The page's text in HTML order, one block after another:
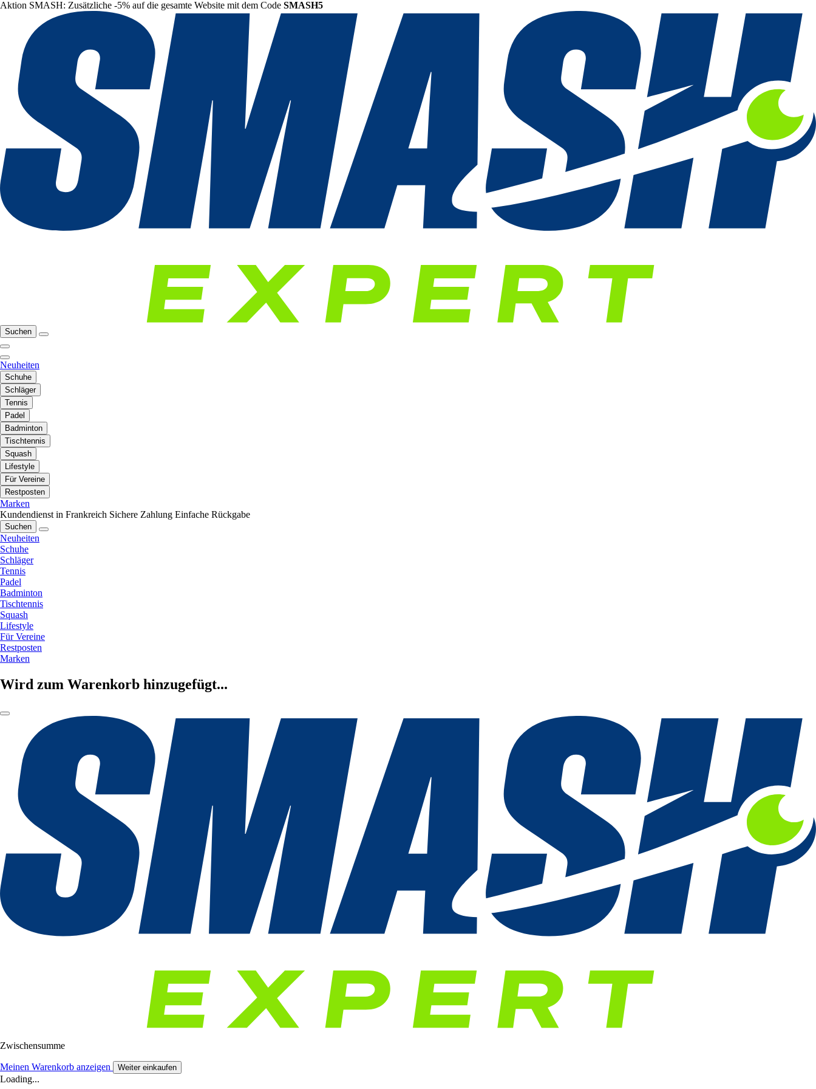
Aktion SMASH: Zusätzliche -5% auf die gesamte Website mit dem Code SMASH5
Suchen
Neuheiten
Schuhe
Schläger
Tennis
Padel
Badminton
Tischtennis
Squash
Lifestyle
Für Vereine
Restposten
Marken
Kundendienst in Frankreich Sichere Zahlung Einfache Rückgabe
Suchen
Neuheiten
Schuhe
Schläger
Tennis
Padel
Badminton
Tischtennis
Squash
Lifestyle
Für Vereine
Restposten
Marken
Wird zum Warenkorb hinzugefügt...
Zwischensumme
Meinen Warenkorb anzeigen Weiter einkaufen
Loading...